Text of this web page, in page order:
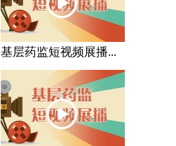
基层药监短视频展播...